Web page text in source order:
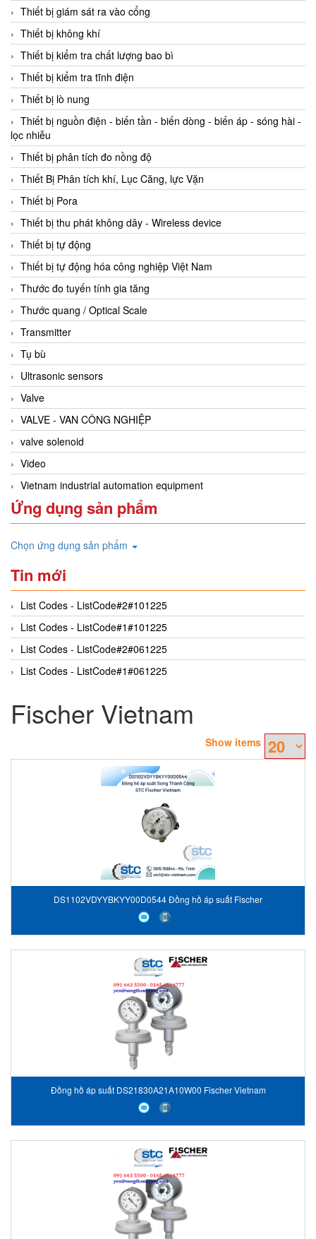
Thiết bị giám sát ra vào cổng
Thiết bị không khí
Thiết bị kiểm tra chất lượng bao bì
Thiết bị kiểm tra tĩnh điện
Thiết bị lò nung
Thiết bị nguồn điện - biến tần - biến dòng - biến áp - sóng hài -
lọc nhiễu
Thiết bị phân tích đo nồng độ
Thiết Bị Phân tích khí, Lục Căng, lực Vặn
Thiết bị Pora
Thiết bị thu phát không dây - Wireless device
Thiết bị tự động
Thiết bị tự động hóa công nghiệp Việt Nam
Thước đo tuyến tính gia tăng
Thước quang / Optical Scale
Transmitter
Tụ bù
Ultrasonic sensors
Valve
VALVE - VAN CÔNG NGHIỆP
valve solenoid
Video
Vietnam industrial automation equipment
Ứng dụng sản phẩm
Chọn ứng dụng sản phẩm
Tin mới
List Codes - ListCode#2#101225
List Codes - ListCode#1#101225
List Codes - ListCode#2#061225
List Codes - ListCode#1#061225
Fischer Vietnam
Show items
DS1102VDYYBKYY00D0544 Đồng hồ áp suất Fischer
Đồng hồ áp suất DS21830A21A10W00 Fischer Vietnam